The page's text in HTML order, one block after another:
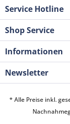
Service Hotline
Shop Service
Informationen
Newsletter
* Alle Preise inkl.